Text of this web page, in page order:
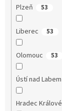
Plzeň 53
Liberec 53
Olomouc 53
Ústí nad Labem
Hradec Králové